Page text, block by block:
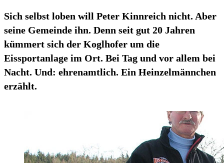
Sich selbst loben will Peter Kinnreich nicht. Aber
seine Gemeinde ihn. Denn seit gut 20 Jahren
kümmert sich der Koglhofer um die
Eissportanlage im Ort. Bei Tag und vor allem bei
Nacht. Und: ehrenamtlich. Ein Heinzelmännchen
erzählt.